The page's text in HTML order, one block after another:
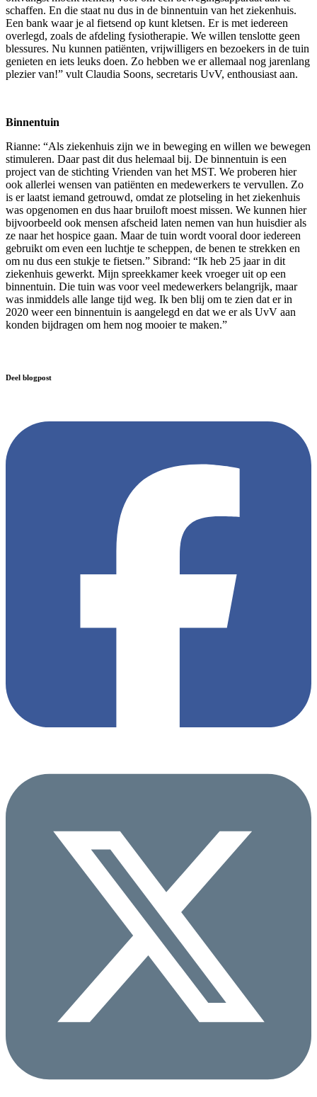
schaffen. En die staat nu dus in de binnentuin van het ziekenhuis.
Een bank waar je al fietsend op kunt kletsen. Er is met iedereen
overlegd, zoals de afdeling fysiotherapie. We willen tenslotte geen
blessures. Nu kunnen patiënten, vrijwilligers en bezoekers in de tuin
genieten en iets leuks doen. Zo hebben we er allemaal nog jarenlang
plezier van!” vult Claudia Soons, secretaris UvV, enthousiast aan.
Binnentuin
Rianne: “Als ziekenhuis zijn we in beweging en willen we bewegen
stimuleren. Daar past dit dus helemaal bij. De binnentuin is een
project van de stichting Vrienden van het MST. We proberen hier
ook allerlei wensen van patiënten en medewerkers te vervullen. Zo
is er laatst iemand getrouwd, omdat ze plotseling in het ziekenhuis
was opgenomen en dus haar bruiloft moest missen. We kunnen hier
bijvoorbeeld ook mensen afscheid laten nemen van hun huisdier als
ze naar het hospice gaan. Maar de tuin wordt vooral door iedereen
gebruikt om even een luchtje te scheppen, de benen te strekken en
om nu dus een stukje te fietsen.” Sibrand: “Ik heb 25 jaar in dit
ziekenhuis gewerkt. Mijn spreekkamer keek vroeger uit op een
binnentuin. Die tuin was voor veel medewerkers belangrijk, maar
was inmiddels alle lange tijd weg. Ik ben blij om te zien dat er in
2020 weer een binnentuin is aangelegd en dat we er als UvV aan
konden bijdragen om hem nog mooier te maken.”
Deel blogpost